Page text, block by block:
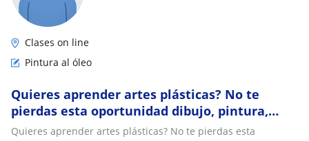
Clases on line
Pintura al óleo
Quieres aprender artes plásticas? No te
pierdas esta oportunidad dibujo, pintura,
escultura y mucho más
Quieres aprender artes plásticas? No te pierdas esta